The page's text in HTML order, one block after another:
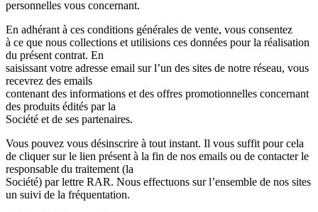
personnelles vous concernant.
En adhérant à ces conditions générales de vente, vous consentez
à ce que nous collections et utilisions ces données pour la réalisation
du présent contrat. En
saisissant votre adresse email sur l’un des sites de notre réseau, vous
recevrez des emails
contenant des informations et des offres promotionnelles concernant
des produits édités par la
Société et de ses partenaires.
Vous pouvez vous désinscrire à tout instant. Il vous suffit pour cela
de cliquer sur le lien présent à la fin de nos emails ou de contacter le
responsable du traitement (la
Société) par lettre RAR. Nous effectuons sur l’ensemble de nos sites
un suivi de la fréquentation.